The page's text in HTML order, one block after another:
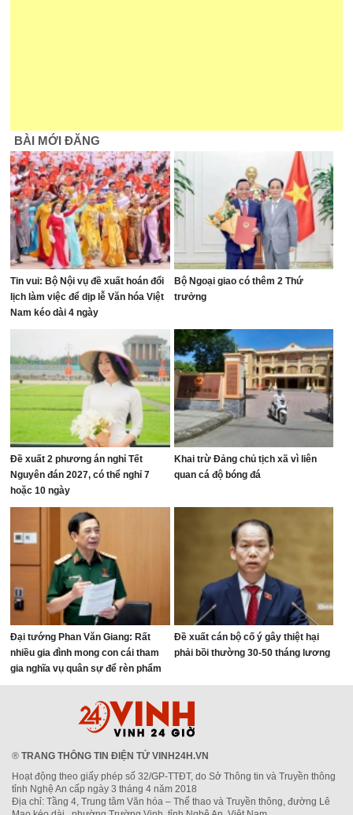
BÀI MỚI ĐĂNG
Tin vui: Bộ Nội vụ đề xuất hoán đổi
lịch làm việc để dịp lễ Văn hóa Việt
Nam kéo dài 4 ngày
Bộ Ngoại giao có thêm 2 Thứ
trưởng
Đề xuất 2 phương án nghỉ Tết
Nguyên đán 2027, có thể nghỉ 7
hoặc 10 ngày
Khai trừ Đảng chủ tịch xã vì liên
quan cá độ bóng đá
Đại tướng Phan Văn Giang: Rất
nhiều gia đình mong con cái tham
gia nghĩa vụ quân sự để rèn phẩm
chất
Đề xuất cán bộ cố ý gây thiệt hại
phải bồi thường 30-50 tháng lương
® TRANG THÔNG TIN ĐIỆN TỬ VINH24H.VN
Hoạt động theo giấy phép số 32/GP-TTĐT, do Sở Thông tin và Truyền thông
tỉnh Nghệ An cấp ngày 3 tháng 4 năm 2018
Địa chỉ: Tầng 4, Trung tâm Văn hóa – Thể thao và Truyền thông, đường Lê